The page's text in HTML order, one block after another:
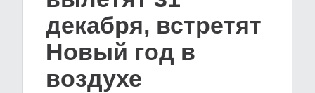
декабря, встретят
Новый год в
воздухе